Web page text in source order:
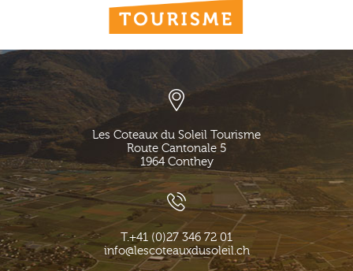
Les Coteaux du Soleil Tourisme
Route Cantonale 5
1964 Conthey
T.+41 (0)27 346 72 01
info@lescoteauxdusoleil.ch